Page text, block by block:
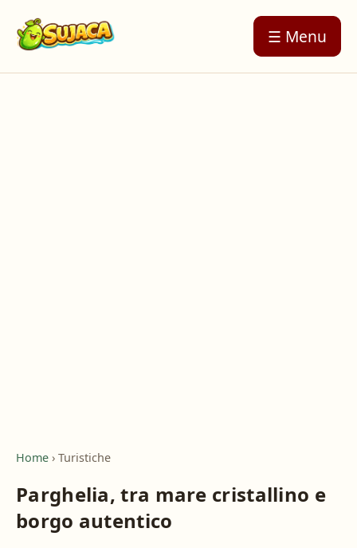
☰ Menu
Home › Turistiche
Parghelia, tra mare cristallino e
borgo autentico